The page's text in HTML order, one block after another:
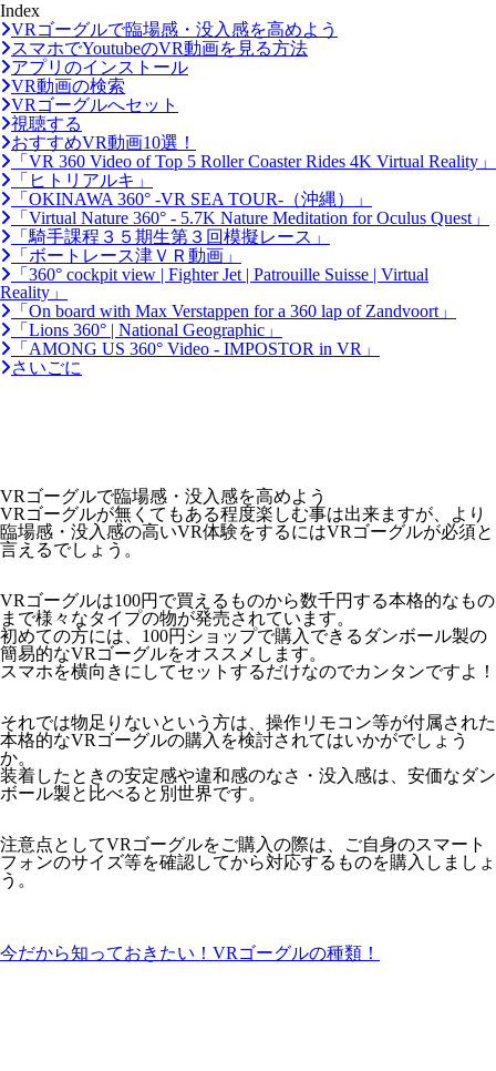
Index
VRゴーグルで臨場感・没入感を高めよう
スマホでYoutubeのVR動画を見る方法
アプリのインストール
VR動画の検索
VRゴーグルへセット
視聴する
おすすめVR動画10選！
「VR 360 Video of Top 5 Roller Coaster Rides 4K Virtual Reality」
「ヒトリアルキ」
「OKINAWA 360° -VR SEA TOUR-（沖縄）」
「Virtual Nature 360° - 5.7K Nature Meditation for Oculus Quest」
「騎手課程３５期生第３回模擬レース」
「ボートレース津ＶＲ動画」
「360° cockpit view | Fighter Jet | Patrouille Suisse | Virtual
Reality」
「On board with Max Verstappen for a 360 lap of Zandvoort」
「Lions 360° | National Geographic」
「AMONG US 360° Video - IMPOSTOR in VR」
さいごに
VRゴーグルで臨場感・没入感を高めよう
VRゴーグルが無くてもある程度楽しむ事は出来ますが、より
臨場感・没入感の高いVR体験をするにはVRゴーグルが必須と
言えるでしょう。
VRゴーグルは100円で買えるものから数千円する本格的なもの
まで様々なタイプの物が発売されています。
初めての方には、100円ショップで購入できるダンボール製の
簡易的なVRゴーグルをオススメします。
スマホを横向きにしてセットするだけなのでカンタンですよ！
それでは物足りないという方は、操作リモコン等が付属された
本格的なVRゴーグルの購入を検討されてはいかがでしょう
か。
装着したときの安定感や違和感のなさ・没入感は、安価なダン
ボール製と比べると別世界です。
注意点としてVRゴーグルをご購入の際は、ご自身のスマート
フォンのサイズ等を確認してから対応するものを購入しましょ
う。
今だから知っておきたい！VRゴーグルの種類！